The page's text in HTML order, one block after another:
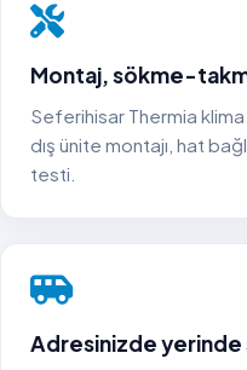
Montaj, sökme-
Seferihisar Thermia
dış ünite montajı, hat
testi.
Adresinizde yerinde